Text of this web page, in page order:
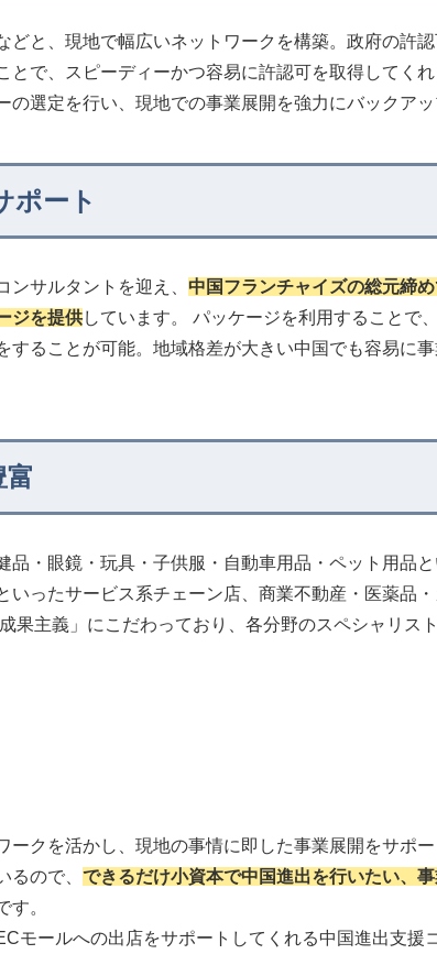
と、現地で幅広いネットワークを構築。政府の許
とで、スピーディーかつ容易に許認可を取得してく
選定を行い、現地での事業展開を強力にバックアッ
ポート
サルタントを迎え、 中国フランチャイズの総元締
ジを提供しています。 パッケージを利用することで
することが可能。地域格差が大きい中国でも容易に
富
品・眼鏡・玩具・子供服・自動車用品・ペット用品
ったサービス系チェーン店、商業不動産・医薬品
果主義」にこだわっており、各分野のスペシャリス
ークを活かし、現地の事情に即した事業展開をサポ
るので、 できるだけ小資本で中国進出を行いたい、
す。
モールへの出店をサポートしてくれる中国進出支援